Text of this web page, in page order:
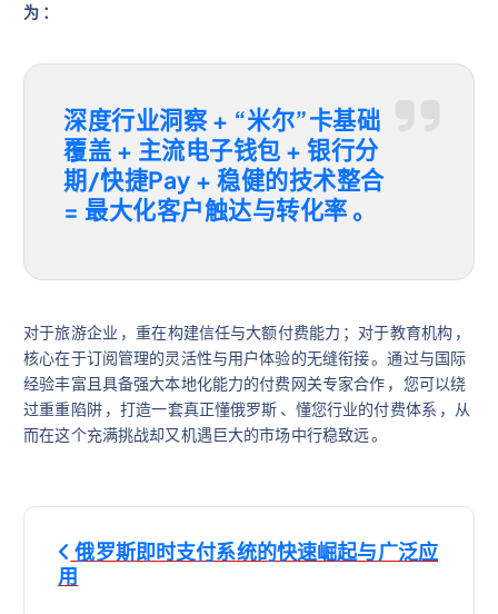
为 ：
深度行业洞察 + “米尔”卡基础
覆盖 + 主流电子钱包 + 银行分
期/快捷Pay + 稳健的技术整合
= 最大化客户触达与转化率 。
对于旅游企业 ，重在构建信任与大额付费能力 ；对于教育机构 ，
核心在于订阅管理的灵活性与用户体验的无缝衔接 。通过与国际
经验丰富且具备强大本地化能力的付费网关专家合作 ，您可以绕
过重重陷阱 ，打造一套真正懂俄罗斯 、懂您行业的付费体系 ，从
而在这个充满挑战却又机遇巨大的市场中行稳致远 。
文
章
俄罗斯即时支付系统的快速崛起与广泛应
用